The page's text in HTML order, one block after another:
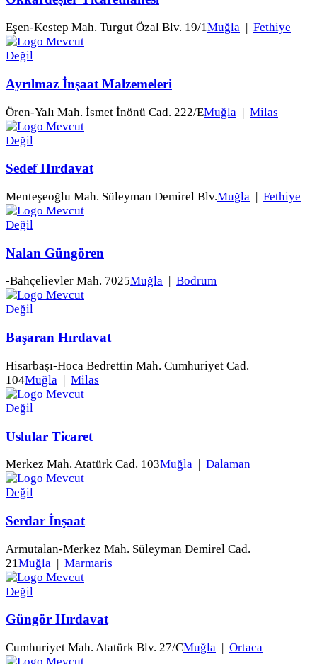
Eşen-Kestep Mah. Turgut Özal Blv. 19/1Muğla | Fethiye
Ayrılmaz İnşaat Malzemeleri
Ören-Yalı Mah. İsmet İnönü Cad. 222/EMuğla | Milas
Sedef Hırdavat
Menteşeoğlu Mah. Süleyman Demirel Blv.Muğla | Fethiye
Nalan Güngören
-Bahçelievler Mah. 7025Muğla Bodrum
Başaran Hırdavat
Hisarbaşı-Hoca Bedrettin Mah. Cumhuriyet Cad.
104Muğla | Milas
Uslular Ticaret
Merkez Mah. Atatürk Cad. 103Muğla Dalaman
Serdar İnşaat
Armutalan-Merkez Mah. Süleyman Demirel Cad.
21Muğla | Marmaris
Güngör Hırdavat
Cumhuriyet Mah. Atatürk Blv. 27/CMuğla | Ortaca